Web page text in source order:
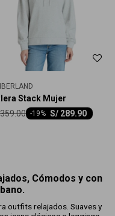
Stack Mujer
S/ 289.90
-19
359.00
Cómodos y con
outfits relajados. Suaves y